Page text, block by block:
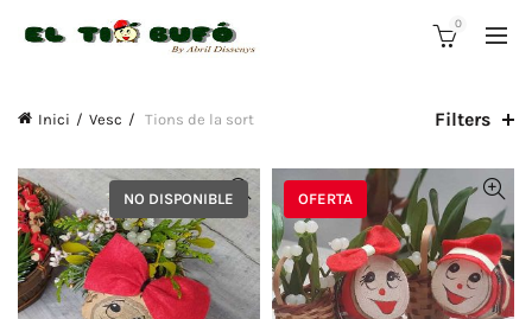
0
Inici Vesc Tions de la sort Filters
NO DISPONIBLE OFERTA